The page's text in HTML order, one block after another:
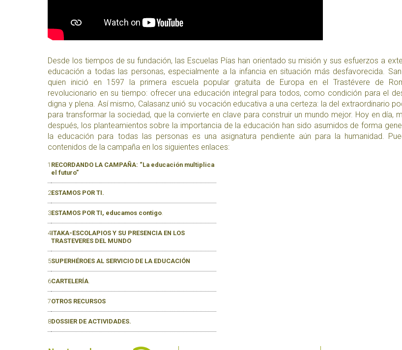
Desde los tiempos de su fundación, las Escuelas Pías han orientado su misión y sus esfuerzos a
educación a todas las personas, especialmente a la infancia en situación más desfavorecida.
quien inició en 1597 la primera escuela popular gratuita de Europa en el Trastévere de
revolucionario en su tiempo: ofrecer una educación integral para todos, como condición para el
digna y plena. Así mismo, Calasanz unió su vocación educativa a una certeza: la del extraordinario
para transformar la sociedad, que la convierte en clave para construir un mundo mejor. Hoy en día,
después, los planteamientos sobre la importancia de la educación han sido asumidos de forma
la educación para todas las personas es una asignatura pendiente aún para la humanidad.
contenidos de la campaña en los siguientes enlaces:
1 RECORDANDO LA CAMPAÑA: “La educación multiplica
el futuro”
2ESTAMOS POR TI.
3ESTAMOS POR TI, educamos contigo
4ITAKA-ESCOLAPIOS Y SU PRESENCIA EN LOS
TRASTEVERES DEL MUNDO
5SUPERHÉROES AL SERVICIO DE LA EDUCACIÓN
6CARTELERÍA
7OTROS RECURSOS
8DOSSIER DE ACTIVIDADES.